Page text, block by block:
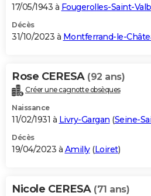
17/05/1943 à Fougerolles-Saint-
Décès
31/10/2023 à Montferrand-le-
Rose CERESA (92 ans)
Créer une cagnotte obsèques
Naissance
11/02/1931 à Livry-Gargan (Seine-
Décès
19/04/2023 à Amilly(Loiret)
Nicole CERESA (71 ans)